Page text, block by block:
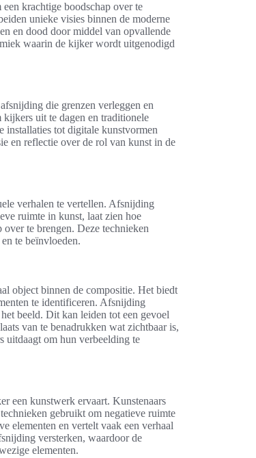
krachtige boodschap over te
unieke visies binnen de moderne
en dood door middel van opvallende
waarin de kijker wordt uitgenodigd
die grenzen verleggen en
uit te dagen en traditionele
installaties tot digitale kunstvormen
en reflectie over de rol van kunst in de
verhalen te vertellen. Afsnijding
ruimte in kunst, laat zien hoe
te brengen. Deze technieken
te beïnvloeden.
object binnen de compositie. Het biedt
te identificeren. Afsnijding
beeld. Dit kan leiden tot een gevoel
van te benadrukken wat zichtbaar is,
uitdaagt om hun verbeelding te
een kunstwerk ervaart. Kunstenaars
gebruikt om negatieve ruimte
elementen en vertelt vaak een verhaal
versterken, waardoor de
elementen.